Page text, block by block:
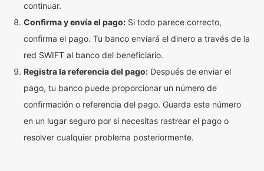
continuar.
Confirma y envía el pago: Si todo parece correcto,
confirma el pago. Tu banco enviará el dinero a través de la
red SWIFT al banco del beneficiario.
Registra la referencia del pago: Después de enviar el
pago, tu banco puede proporcionar un número de
confirmación o referencia del pago. Guarda este número
en un lugar seguro por si necesitas rastrear el pago o
resolver cualquier problema posteriormente.